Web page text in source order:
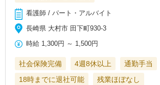
看護師 / パート・アルバイト
長崎県 大村市 田下町930-3
時給 1,300円 ～ 1,500円
社会保険完備 4週8休以上
通勤手当
18時までに退社可能
残業ほぼなし